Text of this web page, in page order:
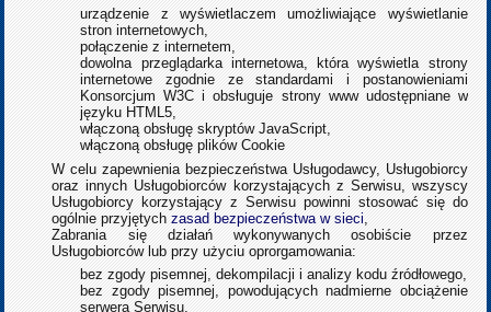
urządzenie z wyświetlaczem umożliwiające wyświetlanie
stron internetowych,
połączenie z internetem,
dowolna przeglądarka internetowa, która wyświetla strony
internetowe zgodnie ze standardami i postanowieniami
Konsorcjum W3C i obsługuje strony www udostępniane w
języku HTML5,
włączoną obsługę skryptów JavaScript,
włączoną obsługę plików Cookie
W celu zapewnienia bezpieczeństwa Usługodawcy, Usługobiorcy
oraz innych Usługobiorców korzystających z Serwisu, wszyscy
Usługobiorcy korzystający z Serwisu powinni stosować się do
ogólnie przyjętychzasad bezpieczeństwa w sieci
Zabrania się działań wykonywanych osobiście przez
Usługobiorców lub przy użyciu oprorgamowania:
bez zgody pisemnej, dekompilacji i analizy kodu źródłowego,
bez zgody pisemnej, powodujących nadmierne obciążenie
serwera Serwisu,